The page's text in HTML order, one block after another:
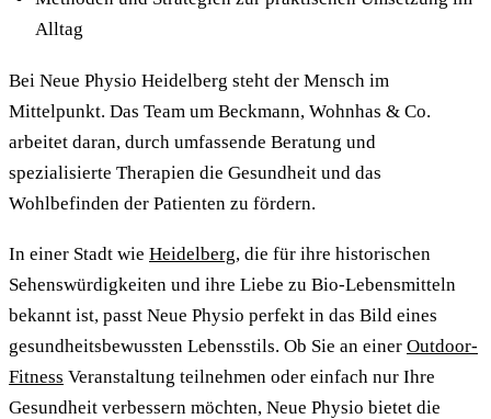
Alltag
Bei Neue Physio Heidelberg steht der Mensch im
Mittelpunkt. Das Team um Beckmann, Wohnhas & Co.
arbeitet daran, durch umfassende Beratung und
spezialisierte Therapien die Gesundheit und das
Wohlbefinden der Patienten zu fördern.
In einer Stadt wie Heidelberg, die für ihre historischen
Sehenswürdigkeiten und ihre Liebe zu Bio-Lebensmitteln
bekannt ist, passt Neue Physio perfekt in das Bild eines
gesundheitsbewussten Lebensstils. Ob Sie an einer Outdoor-
Fitness Veranstaltung teilnehmen oder einfach nur Ihre
Gesundheit verbessern möchten, Neue Physio bietet die